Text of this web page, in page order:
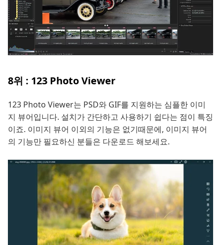
8위 : 123 Photo Viewer
123 Photo Viewer는 PSD와 GIF를 지원하는 심플한 이미
지 뷰어입니다. 설치가 간단하고 사용하기 쉽다는 점이 특징
이죠. 이미지 뷰어 이외의 기능은 없기때문에, 이미지 뷰어
의 기능만 필요하신 분들은 다운로드 해보세요.